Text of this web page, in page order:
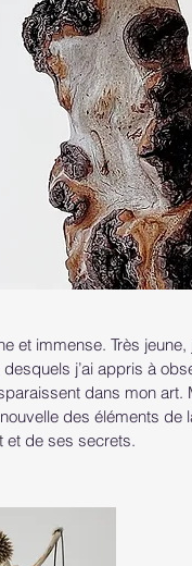
et immense. Très
j’ai appris à
dans mon art.
des éléments de
et de ses secrets.